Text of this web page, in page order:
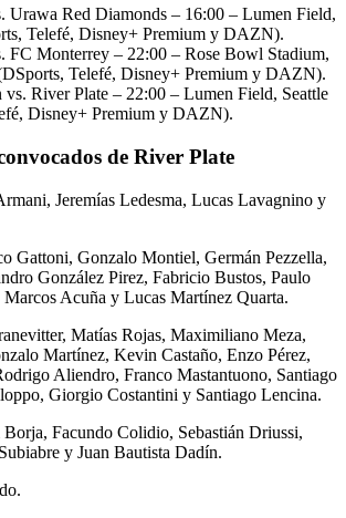
Urawa Red Diamonds – 16:00 – Lumen Field,
Telefé, Disney+ Premium y DAZN).
FC Monterrey – 22:00 – Rose Bowl Stadium,
Telefé, Disney+ Premium y DAZN).
River Plate – 22:00 – Lumen Field, Seattle
Disney+ Premium y DAZN).
de River Plate
Jeremías Ledesma, Lucas Lavagnino y
Gattoni, Gonzalo Montiel, Germán Pezzella,
González Pirez, Fabricio Bustos, Paulo
Acuña y Lucas Martínez Quarta.
Matías Rojas, Maximiliano Meza,
Martínez, Kevin Castaño, Enzo Pérez,
Aliendro, Franco Mastantuono, Santiago
Giorgio Costantini y Santiago Lencina.
Facundo Colidio, Sebastián Driussi,
y Juan Bautista Dadín.